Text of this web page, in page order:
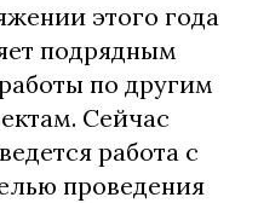
этого года
подрядным
по другим
Сейчас
работа с
проведения